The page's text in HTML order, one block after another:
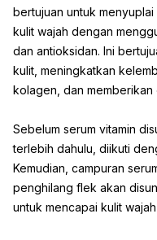
bertujuan untuk
kulit wajah dengan
dan antioksidan. Ini
kulit, meningkatkan
kolagen, dan
Sebelum serum vitamin
terlebih dahulu, diikuti
Kemudian, campuran
penghilang flek akan
untuk mencapai kulit